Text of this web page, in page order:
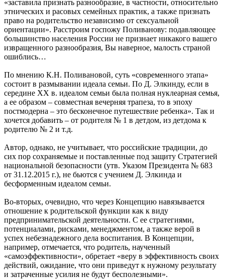
«заставила признать разнообразие, в частности, относительно
этнических и расовых семейных практик, а также признать
право на родительство независимо от сексуальной
ориентации». Расстроим госпожу Поливанову: подавляющее
большинство населения России не признает никакого вашего
извращенного разнообразия, Вы наверное, малость страной
ошиблись…
По мнению К.Н. Поливановой, суть «современного этапа»
состоит в размывании идеала семьи. По Д. Элкинду, если в
середине XX в. идеалом семьи была полная нуклеарная семья,
а ее образом – совместная вечерняя трапеза, то в эпоху
постмодерна – это бесконечное путешествие ребенка». Так и
хочется добавить – от родителя № 1 в детдом, из детдома к
родителю № 2 и т.д.
Автор, однако, не учитывает, что российские традиции, до
сих пор сохраняемые и поставленные под защиту Стратегией
национальной безопасности (утв. Указом Президента № 683
от 31.12.2015 г.), не бьются с учением Д. Элкинда и
бесформенным идеалом семьи.
Во-вторых, очевидно, что через Концепцию навязывается
отношение к родительской функции как к виду
предпринимательской деятельности. С ее стратегиями,
потенциалами, рисками, менеджментом, а также верой в
успех небезнадежного дела воспитания. В Концепции,
например, отмечается, что родитель, наученный
«самоэффективности», обретает «веру в эффективность своих
действий, ожидание, что они приведут к нужному результату
и затраченные усилия не будут бесполезными».